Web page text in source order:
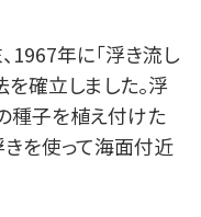
年に「浮き流し
確立しました。浮
種子を植え付けた
きを使って海面付近